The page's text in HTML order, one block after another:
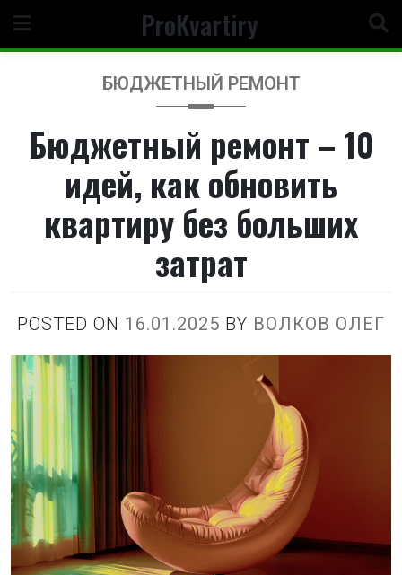
содержимому
ProKvartiry
БЮДЖЕТНЫЙ РЕМОНТ
Бюджетный ремонт – 10
идей, как обновить
квартиру без больших
затрат
POSTED ON 16.01.2025 BY ВОЛКОВ ОЛЕГ